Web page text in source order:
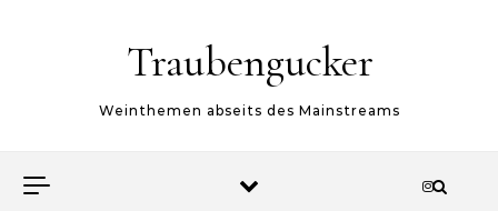
Traubengucker
Weinthemen abseits des Mainstreams